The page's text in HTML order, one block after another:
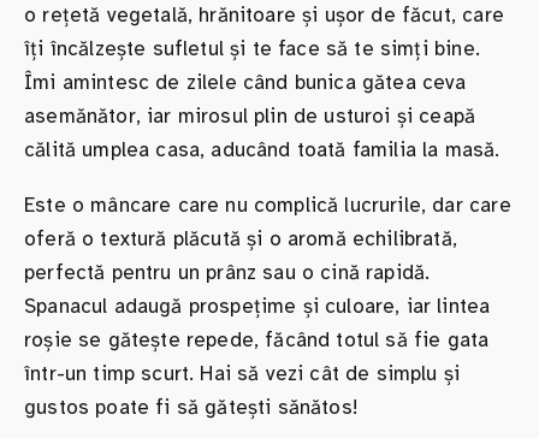
o rețetă vegetală, hrănitoare și ușor de făcut, care
îți încălzește sufletul și te face să te simți bine.
Îmi amintesc de zilele când bunica gătea ceva
asemănător, iar mirosul plin de usturoi și ceapă
călită umplea casa, aducând toată familia la masă.
Este o mâncare care nu complică lucrurile, dar care
oferă o textură plăcută și o aromă echilibrată,
perfectă pentru un prânz sau o cină rapidă.
Spanacul adaugă prospețime și culoare, iar lintea
roșie se gătește repede, făcând totul să fie gata
într-un timp scurt. Hai să vezi cât de simplu și
gustos poate fi să gătești sănătos!